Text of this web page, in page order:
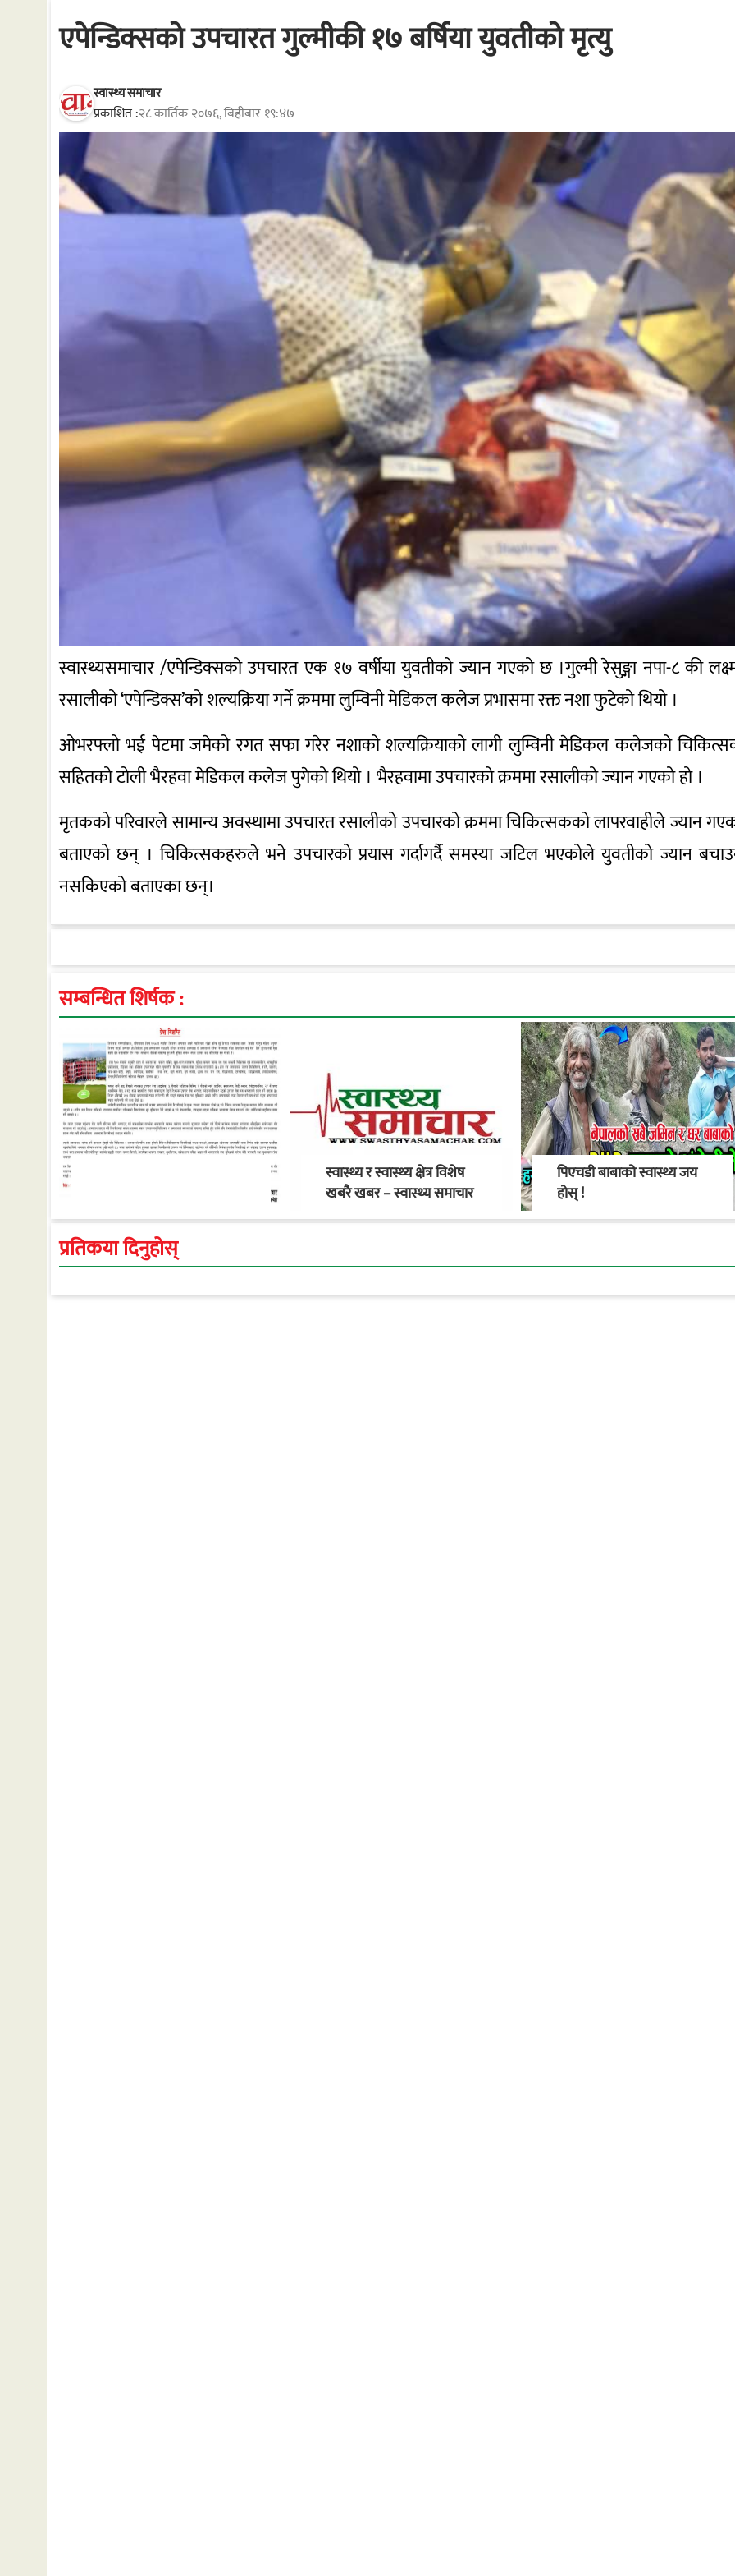
एपेन्डिक्सको उपचारत गुल्मीकी १७ बर्षिया युवतीको मृत्यु
स्वास्थ्य समाचार
प्रकाशित :२८ कार्तिक २०७६, बिहीबार १९:४७
स्वास्थ्यसमाचार /एपेन्डिक्सको उपचारत एक १७ वर्षीया युवतीको ज्यान गएको छ ।गुल्मी रेसुङ्गा नपा-८ की
रसालीको ‘एपेन्डिक्स’को शल्यक्रिया गर्ने क्रममा लुम्विनी मेडिकल कलेज प्रभासमा रक्त नशा फुटेको थियो ।
ओभरफ्लो भई पेटमा जमेको रगत सफा गरेर नशाको शल्यक्रियाको लागी लुम्विनी मेडिकल कलेजको
सहितको टोली भैरहवा मेडिकल कलेज पुगेको थियो । भैरहवामा उपचारको क्रममा रसालीको ज्यान गएको हो ।
मृतकको परिवारले सामान्य अवस्थामा उपचारत रसालीको उपचारको क्रममा चिकित्सकको लापरवाहीले ज्यान
बताएको छन् । चिकित्सकहरुले भने उपचारको प्रयास गर्दागर्दै समस्या जटिल भएकोले युवतीको ज्यान
नसकिएको बताएका छन्।
सम्बन्धित शिर्षक :
स्वास्थ्य र स्वास्थ्य क्षेत्र विशेष
खबरै खबर – स्वास्थ्य समाचार
पिएचडी बाबाको स्वास्थ्य जय
होस् !
प्रतिकया दिनुहोस्